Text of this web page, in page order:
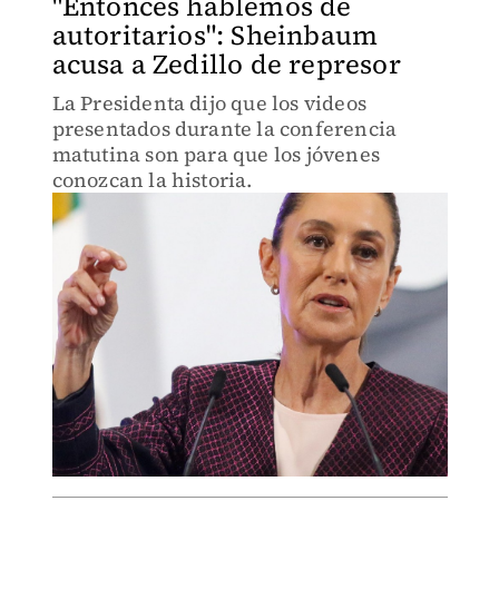
autoritarios": Sheinbaum
acusa a Zedillo de represor
La Presidenta dijo que los videos
presentados durante la conferencia
matutina son para que los jóvenes
conozcan la historia.